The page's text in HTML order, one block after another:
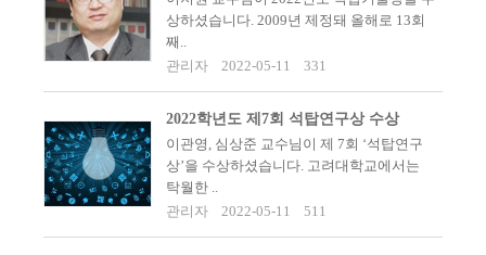
상하셨습니다. 2009년 제정돼 올해로 13회
째..
관리자
2022-05-11 331
2022학년도 제7회 석탑연구상 수상
이관영, 심상준 교수님이 제 7회 ‘석탑연구
상’을 수상하셨습니다. 고려대학교에서는
탁월한 ..
관리자
2022-05-11 511